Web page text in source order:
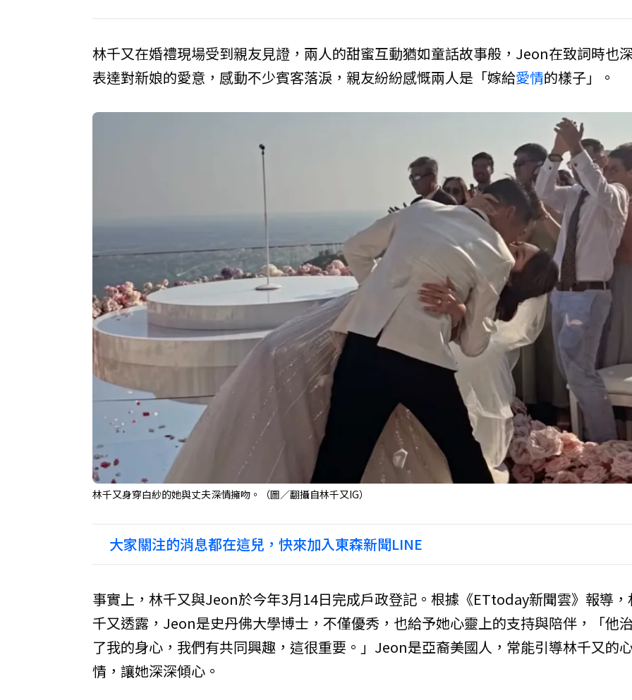
林千又在婚禮現場受到親友見證，兩人的甜蜜互動猶如童話故事般，Jeon在致詞時也
表達對新娘的愛意，感動不少賓客落淚，親友紛紛感慨兩人是「嫁給愛情的樣子」。
林千又身穿白紗的她與丈夫深情擁吻。（圖／翻攝自林千又IG）
大家關注的消息都在這兒，快來加入東森新聞LINE
事實上，林千又與Jeon於今年3月14日完成戶政登記。根據《ETtoday新聞雲》報導，
千又透露，Jeon是史丹佛大學博士，不僅優秀，也給予她心靈上的支持與陪伴，「他
了我的身心，我們有共同興趣，這很重要。」Jeon是亞裔美國人，常能引導林千又的
情，讓她深深傾心。